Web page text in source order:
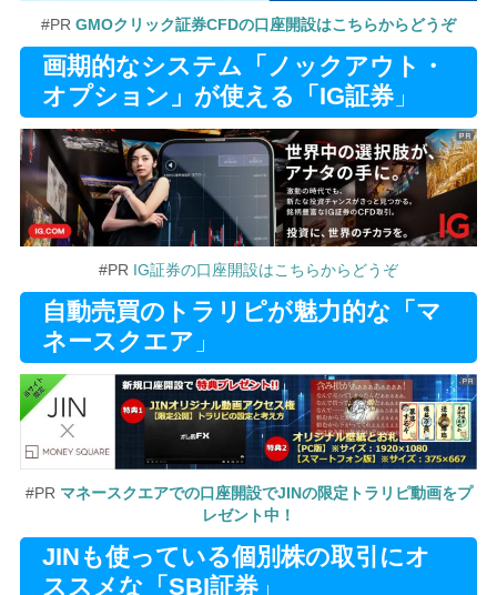
#PR GMOクリック証券CFDの口座開設はこちらからどうぞ
画期的なシステム「ノックアウト・
オプション」が使える「IG証券」
#PR IG証券の口座開設はこちらからどうぞ
自動売買のトラリピが魅力的な「マ
ネースクエア 」
#PR マネースクエアでの口座開設でJINの限定トラリピ動画をプ
レゼント中！
JINも使っている個別株の取引にオ
ススメな「SBI証券」